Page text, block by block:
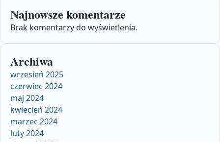
Najnowsze komentarze
Brak komentarzy do wyświetlenia.
Archiwa
wrzesień 2025
czerwiec 2024
maj 2024
kwiecień 2024
marzec 2024
luty 2024